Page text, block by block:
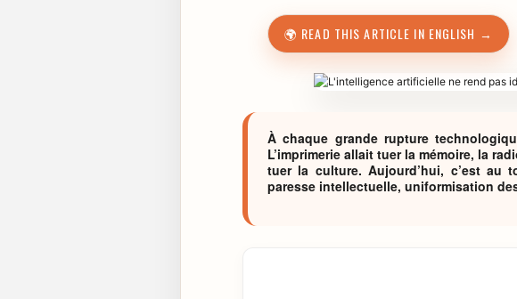
🌍 READ THIS ARTICLE IN ENGLISH →
À chaque grande rupture
L’imprimerie allait tuer la mémoire, la
tuer la culture. Aujourd’hui, c’est au
paresse intellectuelle, uniformisation